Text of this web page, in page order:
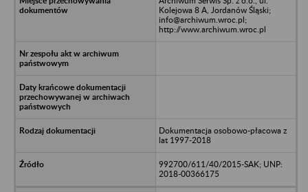
Kolejowa 8 A, Jordanów Śląski;
info@archiwum.wroc.pl;
http://www.archiwum.wroc.pl
Dokumentacja osobowo-płacowa z
lat 1997-2018
992700/611/40/2015-SAK; UNP:
2018-00366175